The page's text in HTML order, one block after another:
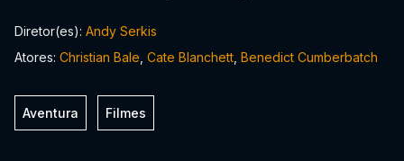
Diretor(es): Andy Serkis
Atores: Christian Bale Cate Blanchett Benedict Cumberbatch
Aventura Filmes